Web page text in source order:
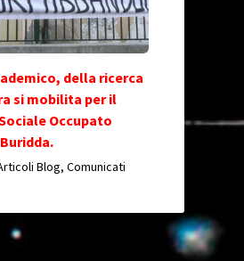
della ricerca
si mobilita per il
Occupato
Blog, Comunicati